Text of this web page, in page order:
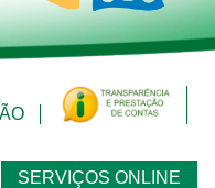
SERVIÇOS ONLINE